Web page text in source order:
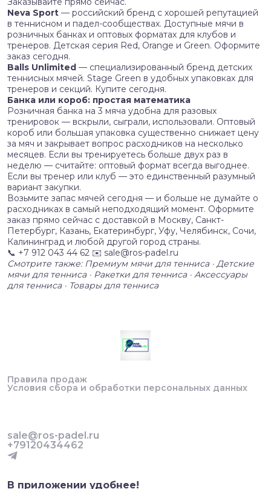
Neva Sport — российский бренд с хорошей репутацией
в теннисном и падел-сообществах. Доступные мячи в
розничных банках и оптовых форматах для клубов и
тренеров. Детская серия Red, Orange и Green. Оформите
заказ сегодня.
Balls Unlimited — специализированный бренд детских
теннисных мячей. Stage Green в удобных упаковках для
тренеров и секций. Купите сегодня.
Банка или короб: простая математика
Розничная банка на 3 мяча удобна для разовых
тренировок — вскрыли, сыграли, использовали. Оптовый
короб или большая упаковка существенно снижает цену
за мяч и закрывает вопрос расходников на несколько
месяцев. Если вы тренируетесь больше двух раз в
неделю — считайте: оптовый формат всегда выгоднее.
Если вы тренер или клуб — это единственный разумный
вариант закупки.
Возьмите запас мячей сегодня — и больше не думайте о
расходниках в самый неподходящий момент. Оформите
заказ прямо сейчас с доставкой в Москву, Санкт-
Петербург, Казань, Екатеринбург, Уфу, Челябинск, Сочи,
Калининград и любой другой город страны.
📞 +7 912 043 44 62 ✉️ sale@ros-padel.ru
Смотрите также: Премиум мячи для тенниса · Детские
мячи для тенниса · Ракетки для тенниса · Аксессуары
для тенниса · Товары для тенниса
Правила продаж
Условия сбора и обработки персональных данных
sale@ros-padel.ru
+79120434462
В приложении удобнее!